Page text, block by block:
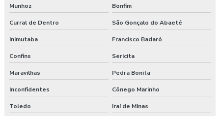
Munhoz Bonfim
Curral de Dentro São Gonçalo do Abaeté
Inimutaba Francisco Badaró
Confins Sericita
Maravilhas Pedra Bonita
Inconfidentes Cônego Marinho
Toledo Iraí de Minas